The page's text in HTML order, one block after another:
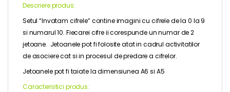
Descriere produs:
Setul “Invatam cifrele” contine imagini cu cifrele de la 0 la 9
si numarul 10. Fiecarei cifre ii corespunde un numar de 2
jetoane. Jetoanele pot fi folosite atat in cadrul activitatilor
de asociere cat si in procesul de predare a cifrelor.
Jetoanele pot fi taiate la dimensiunea A6 si A5
Caracteristici produs: